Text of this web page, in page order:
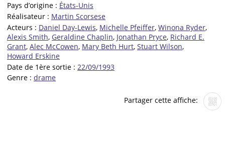
Pays d’origine : États-Unis
Réalisateur : Martin Scorsese
Acteurs : Daniel Day-Lewis, Michelle Pfeiffer, Winona Ryder,
Alexis Smith, Geraldine Chaplin, Jonathan Pryce, Richard E.
Grant, Alec McCowen, Mary Beth Hurt, Stuart Wilson,
Howard Erskine
Date de 1ère sortie : 22/09/1993
Genre : drame
Partager cette affiche: